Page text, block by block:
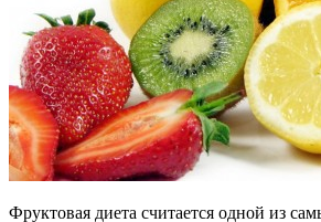
Фруктовая диета считается одной из